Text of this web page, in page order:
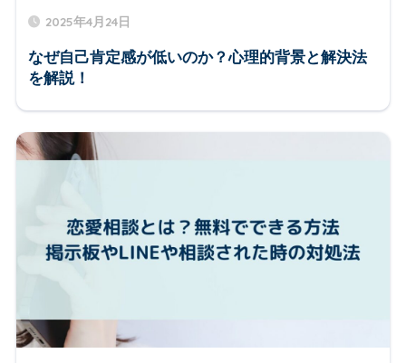
2025年4月24日
なぜ自己肯定感が低いのか？心理的背景と解決法
を解説！